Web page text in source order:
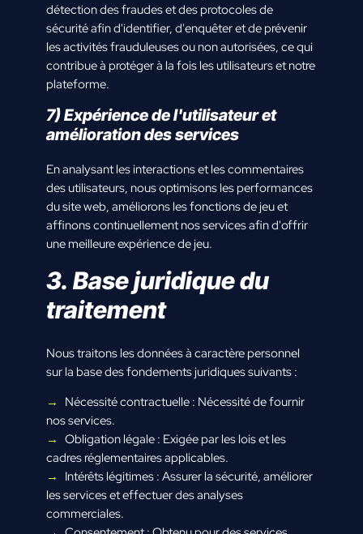
détection des fraudes et des protocoles de
sécurité afin d'identifier, d'enquêter et de prévenir
les activités frauduleuses ou non autorisées, ce qui
contribue à protéger à la fois les utilisateurs et notre
plateforme.
7) Expérience de l'utilisateur et
amélioration des services
En analysant les interactions et les commentaires
des utilisateurs, nous optimisons les performances
du site web, améliorons les fonctions de jeu et
affinons continuellement nos services afin d'offrir
une meilleure expérience de jeu.
3. Base juridique du
traitement
Nous traitons les données à caractère personnel
sur la base des fondements juridiques suivants :
Nécessité contractuelle : Nécessité de fournir
nos services.
Obligation légale : Exigée par les lois et les
cadres réglementaires applicables.
Intérêts légitimes : Assurer la sécurité, améliorer
les services et effectuer des analyses
commerciales.